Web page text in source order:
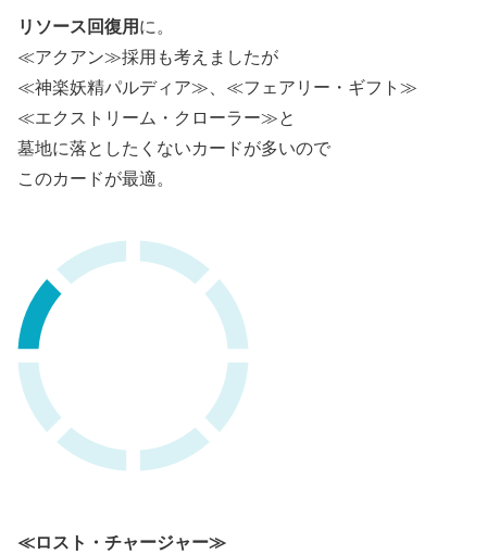
リソース回復用に。
≪アクアン≫採用も考えましたが
≪神楽妖精パルディア≫、≪フェアリー・ギフト≫
≪エクストリーム・クローラー≫と
墓地に落としたくないカードが多いので
このカードが最適。
≪ロスト・チャージャー≫